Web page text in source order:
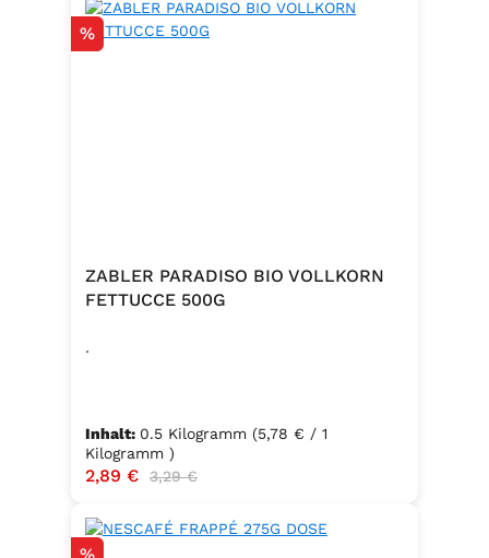
Rabatt
%
ZABLER PARADISO BIO VOLLKORN
FETTUCCE 500G
.
Inhalt: 0.5 Kilogramm (5,78 € / 1
Kilogramm )
Verkaufspreis:
2,89 € Regulärer Preis:
3,29 €
Rabatt
%